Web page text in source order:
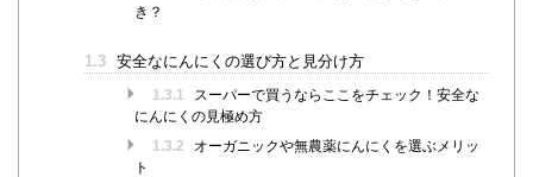
き？
1.3 安全なにんにくの選び方と見分け方
1.3.1
スーパーで買うならここをチェック！安全な
にんにくの見極め方
1.3.2
オーガニックや無農薬にんにくを選ぶメリッ
ト